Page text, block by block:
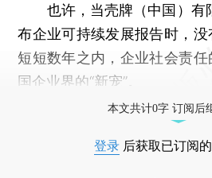
也许，当壳牌（中国）有
布企业可持续发展报告时，没
短短数年之内，企业社会责
国企业界的“新宠”。
本文共计0字 订阅后
登录 后获取已订阅